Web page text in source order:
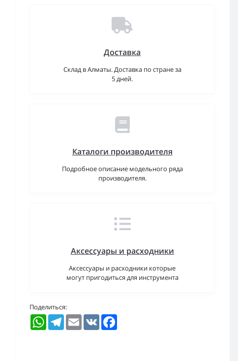
Доставка
Склад в Алматы. Доставка по стране за
5 дней.
Каталоги производителя
Подробное описание модельного ряда
производителя.
Аксессуары и расходники
Аксессуары и расходники которые
могут пригодиться для инструмента
Поделиться:
WhatsAppTelegramEmail VK